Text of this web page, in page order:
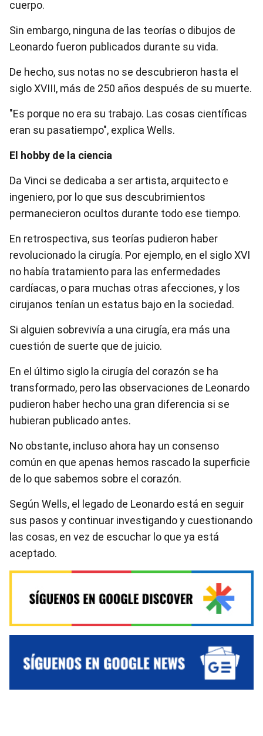
cuerpo.
Sin embargo, ninguna de las teorías o dibujos de
Leonardo fueron publicados durante su vida.
De hecho, sus notas no se descubrieron hasta el
siglo XVIII, más de 250 años después de su muerte.
"Es porque no era su trabajo. Las cosas científicas
eran su pasatiempo", explica Wells.
El hobby de la ciencia
Da Vinci se dedicaba a ser artista, arquitecto e
ingeniero, por lo que sus descubrimientos
permanecieron ocultos durante todo ese tiempo.
En retrospectiva, sus teorías pudieron haber
revolucionado la cirugía. Por ejemplo, en el siglo XVI
no había tratamiento para las enfermedades
cardíacas, o para muchas otras afecciones, y los
cirujanos tenían un estatus bajo en la sociedad.
Si alguien sobrevivía a una cirugía, era más una
cuestión de suerte que de juicio.
En el último siglo la cirugía del corazón se ha
transformado, pero las observaciones de Leonardo
pudieron haber hecho una gran diferencia si se
hubieran publicado antes.
No obstante, incluso ahora hay un consenso
común en que apenas hemos rascado la superficie
de lo que sabemos sobre el corazón.
Según Wells, el legado de Leonardo está en seguir
sus pasos y continuar investigando y cuestionando
las cosas, en vez de escuchar lo que ya está
aceptado.